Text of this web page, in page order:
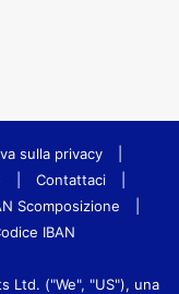
sulla privacy
Contattaci
Scomposizione
IBAN
Ltd. ("We", "US"), una